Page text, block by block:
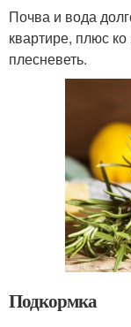
Почва и вода
квартире, плюс
плесневеть.
Подкормка